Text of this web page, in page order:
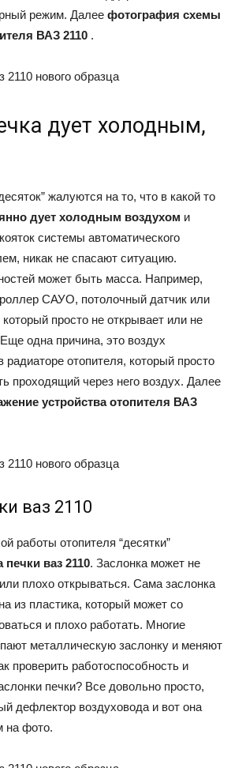
режим. Далее фотография схемы
ВАЗ 2110 .
дует холодным,
жалуются на то, что в какой то
дует холодным воздухом и
системы автоматического
никак не спасают ситуацию.
может быть масса. Например,
САУО, потолочный датчик или
просто не открывает или не
одна причина, это воздух
радиаторе отопителя, который просто
проходящий через него воздух. Далее
устройства отопителя ВАЗ
ваз 2110
работы отопителя “десятки”
печки ваз 2110. Заслонка может не
плохо открываться. Сама заслонка
из пластика, который может со
и плохо работать. Многие
металлическую заслонку и меняют
проверить работоспособность и
печки? Все довольно просто,
дефлектор воздуховода и вот она
на фото.